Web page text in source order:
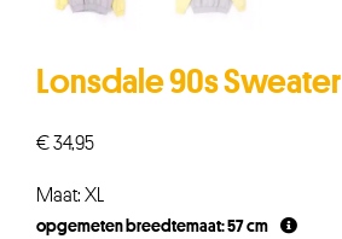
Lonsdale 90s Sweater
€34,95
Maat: XL
opgemeten breedtemaat: 57 cm